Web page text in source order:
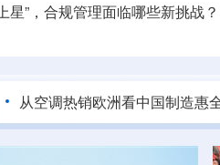
星”，合规管理面临哪些新挑战？
从空调热销欧洲看中国制造惠